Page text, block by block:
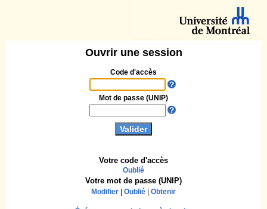
Ouvrir une session
Code d'accès
Votre code d'accès
Oublié
Mot de passe (UNIP)
Votre mot de passe (UNIP)
Modifier Oublié Obtenir